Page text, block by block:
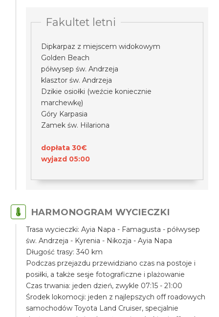
Fakultet letni
Dipkarpaz z miejscem widokowym
Golden Beach
półwysep św. Andrzeja
klasztor św. Andrzeja
Dzikie osiołki (weźcie koniecznie
marchewkę)
Góry Karpasia
Zamek św. Hilariona
dopłata 30€
wyjazd 05:00
HARMONOGRAM WYCIECZKI
Trasa wycieczki: Ayia Napa - Famagusta - półwysep
św. Andrzeja - Kyrenia - Nikozja - Ayia Napa
Długość trasy: 340 km
Podczas przejazdu przewidziano czas na postoje i
posiłki, a także sesje fotograficzne i plażowanie
Czas trwania: jeden dzień, zwykle 07:15 - 21:00
Środek lokomocji: jeden z najlepszych off roadowych
samochodów Toyota Land Cruiser, specjalnie